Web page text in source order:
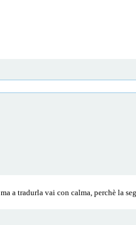
a tradurla vai con calma, perchè la